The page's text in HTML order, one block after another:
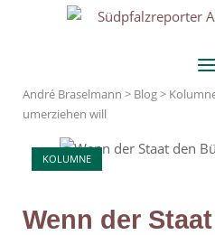
Home
André Braselmann > Blog>
umerziehen will
KOLUMNE
Wenn der